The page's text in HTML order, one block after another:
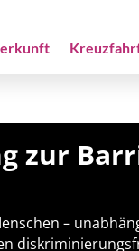
zur
–